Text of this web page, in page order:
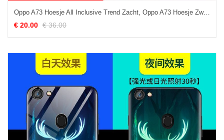
Oppo A73 Hoesje All Inclusive Trend Zacht, Oppo A73 Hoesje Zwart Trendy Merk
€ 20.00 € 36.00